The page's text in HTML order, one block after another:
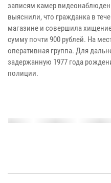
записям камер
выяснили, что гражданка в
магазине и совершила
сумму почти 900 рублей. На
оперативная группа. Для
задержанную 1977 года
полиции.